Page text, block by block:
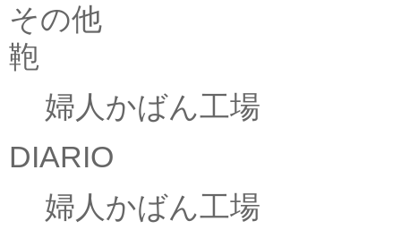
その他
鞄
婦人かばん工場
DIARIO
婦人かばん工場